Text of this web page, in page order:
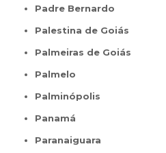
Padre Bernardo
Palestina de Goiás
Palmeiras de Goiás
Palmelo
Palminópolis
Panamá
Paranaiguara